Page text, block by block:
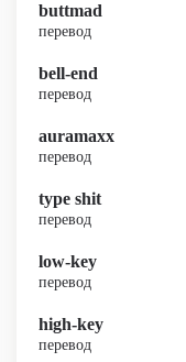
buttmad
перевод
bell-end
перевод
auramaxx
перевод
type shit
перевод
low-key
перевод
high-key
перевод